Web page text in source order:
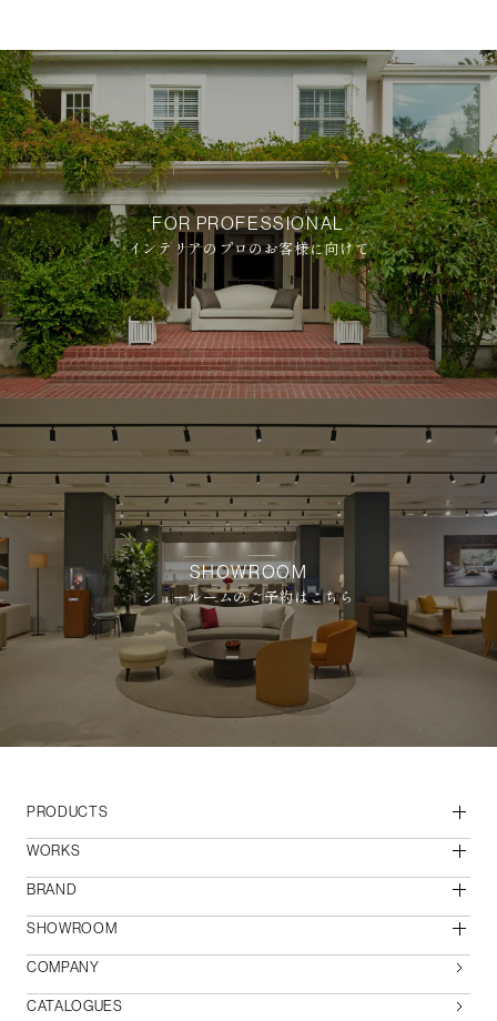
FOR PROFESSIONAL
インテリアのプロのお客様に向けて
SHOWROOM
ショールームのご予約はこちら
PRODUCTS
WORKS
BRAND
SHOWROOM
COMPANY
CATALOGUES